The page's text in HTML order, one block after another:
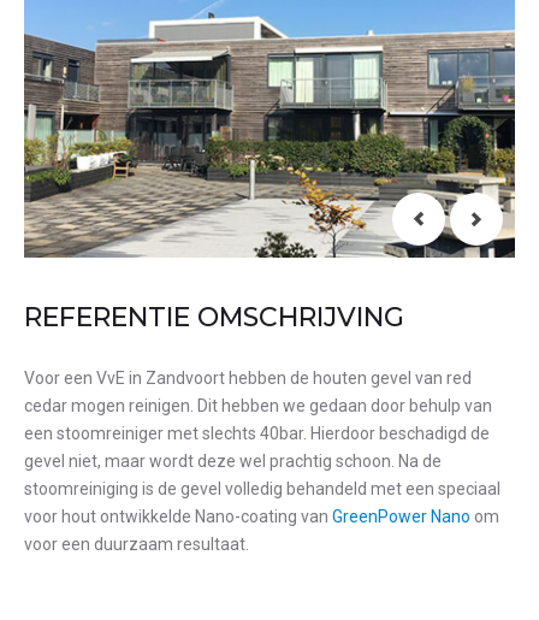
REFERENTIE OMSCHRIJVING
Voor een VvE in Zandvoort hebben de houten gevel van red
cedar mogen reinigen. Dit hebben we gedaan door behulp van
een stoomreiniger met slechts 40bar. Hierdoor beschadigd de
gevel niet, maar wordt deze wel prachtig schoon. Na de
stoomreiniging is de gevel volledig behandeld met een speciaal
voor hout ontwikkelde Nano-coating van GreenPower Nano om
voor een duurzaam resultaat.